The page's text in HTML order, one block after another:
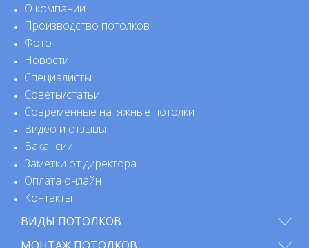
О компании
Производство потолков
Фото
Новости
Специалисты
Советы/статьи
Современные натяжные потолки
Видео и отзывы
Вакансии
Заметки от директора
Оплата онлайн
Контакты
ВИДЫ ПОТОЛКОВ